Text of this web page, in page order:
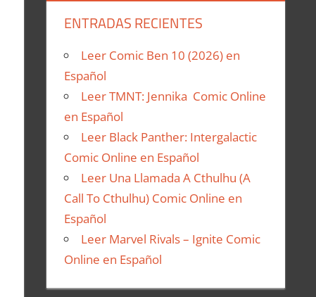
ENTRADAS RECIENTES
Leer Comic Ben 10 (2026) en
Español
Leer TMNT: Jennika Comic Online
en Español
Leer Black Panther: Intergalactic
Comic Online en Español
Leer Una Llamada A Cthulhu (A
Call To Cthulhu) Comic Online en
Español
Leer Marvel Rivals – Ignite Comic
Online en Español